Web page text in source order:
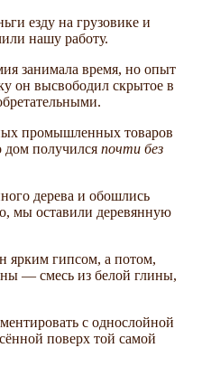
езду на грузовике и
нашу работу.
занимала время, но опыт
он высвободил скрытое в
промышленных товаров
дом получился почти без
дерева и обошлись
мы оставили деревянную
ярким гипсом, а потом,
— смесь из белой глины,
с однослойной
поверх той самой